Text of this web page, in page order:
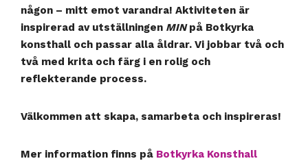
någon – mitt emot varandra! Aktiviteten är
inspirerad av utställningen MINpå Botkyrka
konsthall och passar alla åldrar. Vi jobbar två och
två med krita och färg i en rolig och
reflekterande process.
Välkommen att skapa, samarbeta och inspireras!
Mer information finns på Botkyrka Konsthall